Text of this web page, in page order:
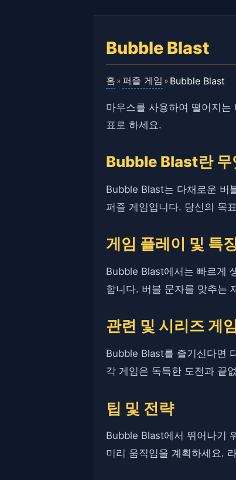
Bubble Blast
홈 » 퍼즐 게임 » Bubble Blast
마우스를 사용하여 떨어지
표로 하세요.
Bubble Blast란 무
Bubble Blast는 다채로운 버
퍼즐 게임입니다. 당신의 목
게임 플레이 및 특
Bubble Blast에서는 빠르게
합니다. 버블 문자를 맞추는
관련 및 시리즈 게임
Bubble Blast를 즐기신다면
각 게임은 독특한 도전과 끝
팁 및 전략
Bubble Blast에서 뛰어나기
미리 움직임을 계획하세요.